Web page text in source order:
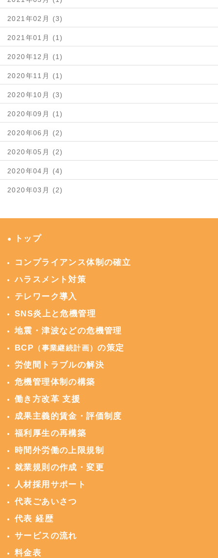
2021年02月 (3)
2021年01月 (1)
2020年12月 (1)
2020年11月 (1)
2020年10月 (3)
2020年09月 (1)
2020年06月 (2)
2020年05月 (2)
2020年04月 (4)
2020年03月 (2)
● トップ
コンプライアンス体制の確立
ハラスメント対策
テレワーク導入
SNS炎上と危機管理
地震・津波などの危機管理
BCP （事業継続計画）の策定
労使間トラブルの解決
危機管理体制の構築
働き方改革 支援
成果主義的賃金・評価制度
福利厚生の再構築
時間外労働の上限規制
就業規則の作成・変更
人材採用サポート
代表ごあいさつ
代表 経歴
サービスの流れ
料金表